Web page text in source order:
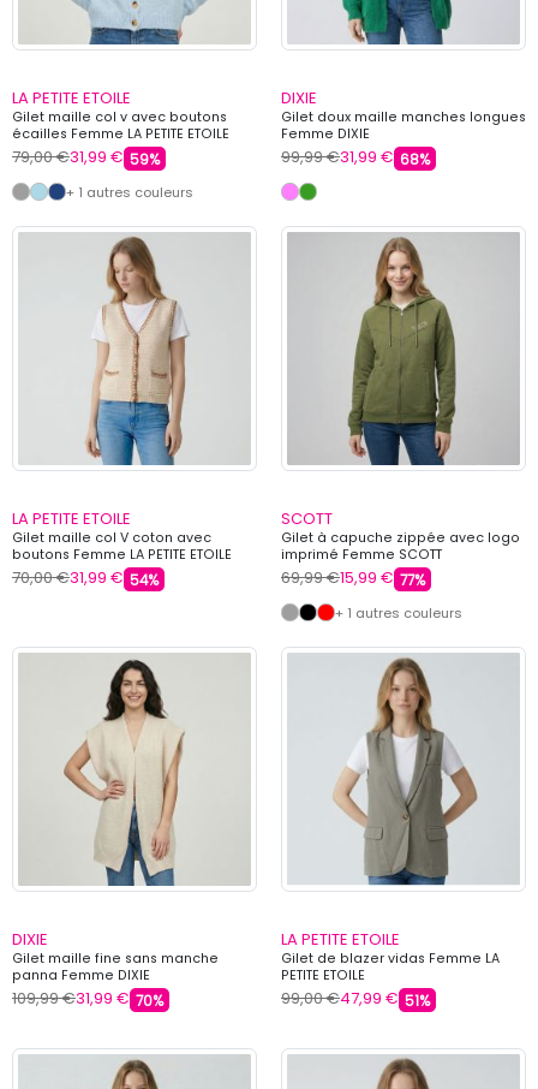
LA PETITE ETOILE
Gilet maille col v avec boutons
écailles Femme LA PETITE ETOILE
79,00 €31,99 € 59%
+ 1 autres couleurs
DIXIE
Gilet doux maille manches longues
Femme DIXIE
99,99 €31,99 € 68%
LA PETITE ETOILE
Gilet maille col V coton avec
boutons Femme LA PETITE ETOILE
70,00 €31,99 € 54%
SCOTT
Gilet à capuche zippée avec logo
imprimé Femme SCOTT
69,99 €15,99 € 77%
+ 1 autres couleurs
DIXIE
Gilet maille fine sans manche
panna Femme DIXIE
109,99 €31,99 € 70%
LA PETITE ETOILE
Gilet de blazer vidas Femme LA
PETITE ETOILE
99,00 €47,99 € 51%